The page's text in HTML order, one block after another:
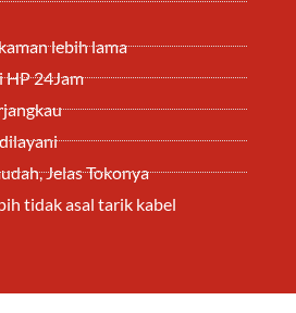
lebih lama
HP 24Jam
Jelas Tokonya
tidak asal tarik kabel